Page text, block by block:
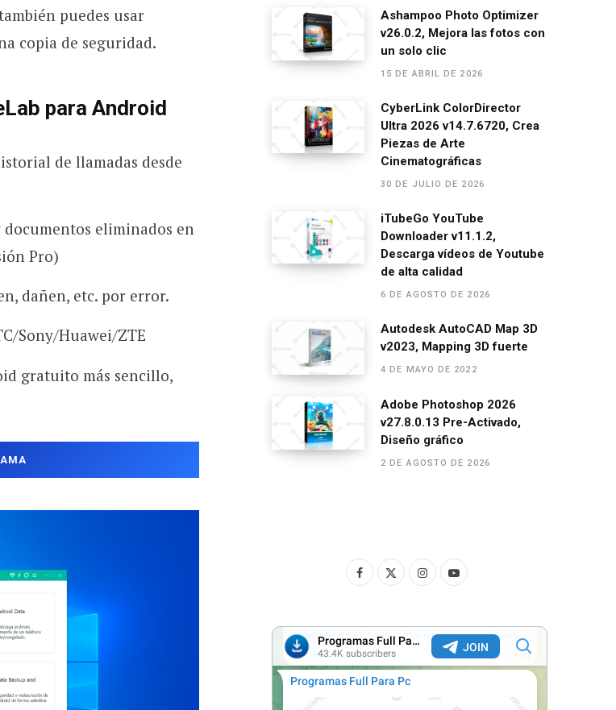
puedes usar
copia de seguridad.
para Android
de llamadas desde
documentos eliminados en
Pro)
dañen, etc. por error.
Sony/Huawei/ZTE
gratuito más sencillo,
ce
b
o
k
g
at
s
A
p
e
gr
a
ail m
p
Ashampoo Photo Optimizer
v26.0.2, Mejora las fotos con
un solo clic
15 DE ABRIL DE 2026
CyberLink ColorDirector
Ultra 2026 v14.7.6720, Crea
Piezas de Arte
Cinematográficas
30 DE JULIO DE 2026
iTubeGo YouTube
Downloader v11.1.2,
Descarga vídeos de Youtube
de alta calidad
6 DE AGOSTO DE 2026
Autodesk AutoCAD Map 3D
v2023, Mapping 3D fuerte
4 DE MAYO DE 2022
Adobe Photoshop 2026
v27.8.0.13 Pre-Activado,
Diseño gráfico
2 DE AGOSTO DE 2026
F
c
e
T
I
s
Y
u
T